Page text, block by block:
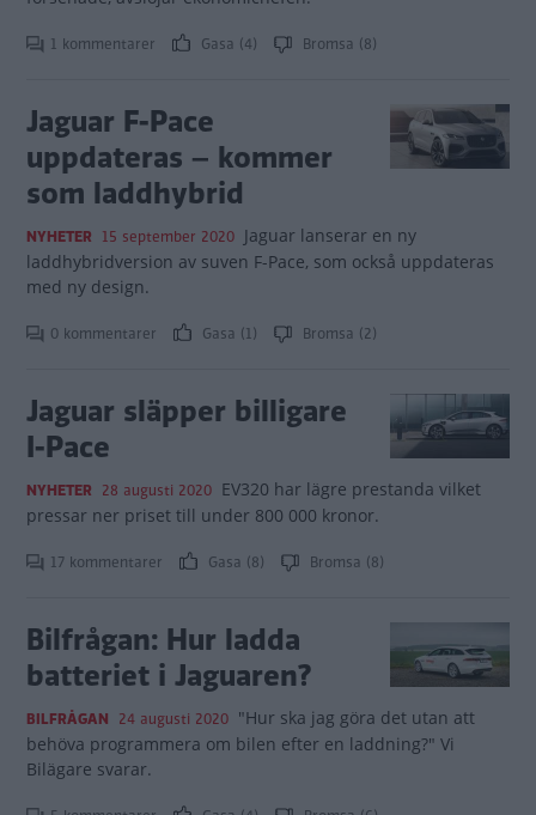
1 kommentarer Gasa (4) Bromsa (8)
Jaguar F-Pace
uppdateras – kommer
som laddhybrid
NYHETER 15 september 2020 Jaguar lanserar en ny
laddhybridversion av suven F-Pace, som också uppdateras
med ny design.
0 kommentarer Gasa (1) Bromsa (2)
Jaguar släpper billigare
I-Pace
NYHETER 28 augusti 2020 EV320 har lägre prestanda vilket
pressar ner priset till under 800 000 kronor.
17 kommentarer Gasa (8) Bromsa (8)
Bilfrågan: Hur ladda
batteriet i Jaguaren?
BILFRÅGAN 24 augusti 2020 "Hur ska jag göra det utan att
behöva programmera om bilen efter en laddning?" Vi
Bilägare svarar.